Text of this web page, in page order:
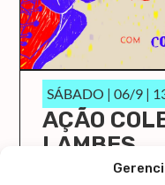
SÁBADO | 06/9 |
AÇÃO
LAMBES
O Cola Aqui/Stick